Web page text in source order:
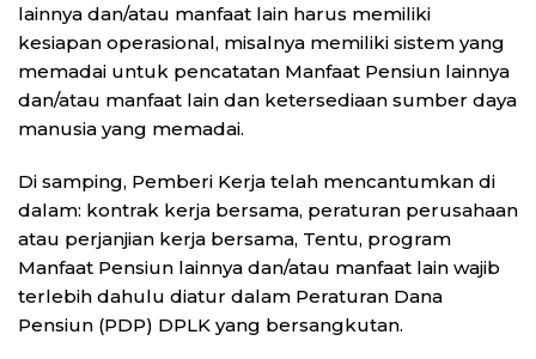
lainnya dan/atau manfaat lain harus memiliki
kesiapan operasional, misalnya memiliki sistem yang
memadai untuk pencatatan Manfaat Pensiun lainnya
dan/atau manfaat lain dan ketersediaan sumber daya
manusia yang memadai.
Di samping, Pemberi Kerja telah mencantumkan di
dalam: kontrak kerja bersama, peraturan perusahaan
atau perjanjian kerja bersama, Tentu, program
Manfaat Pensiun lainnya dan/atau manfaat lain wajib
terlebih dahulu diatur dalam Peraturan Dana
Pensiun (PDP) DPLK yang bersangkutan.